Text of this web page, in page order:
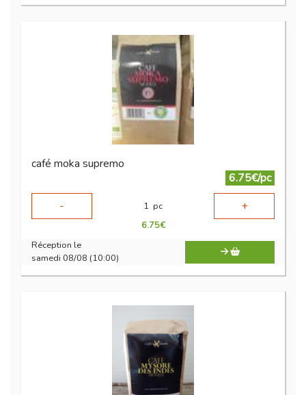
café moka supremo
6.75€/pc
-
1 pc +
6.75€
Réception le
samedi 08/08 (10:00)